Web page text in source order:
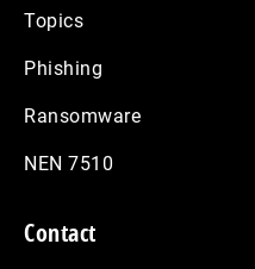
Topics
Phishing
Ransomware
NEN 7510
Contact